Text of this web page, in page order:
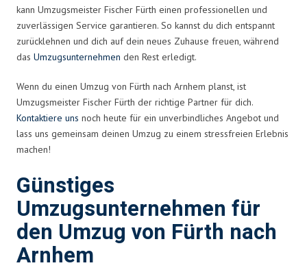
kann Umzugsmeister Fischer Fürth einen professionellen und
zuverlässigen Service garantieren. So kannst du dich entspannt
zurücklehnen und dich auf dein neues Zuhause freuen, während
das Umzugsunternehmen den Rest erledigt.
Wenn du einen Umzug von Fürth nach Arnhem planst, ist
Umzugsmeister Fischer Fürth der richtige Partner für dich.
Kontaktiere uns noch heute für ein unverbindliches Angebot und
lass uns gemeinsam deinen Umzug zu einem stressfreien Erlebnis
machen!
Günstiges
Umzugsunternehmen für
den Umzug von Fürth nach
Arnhem